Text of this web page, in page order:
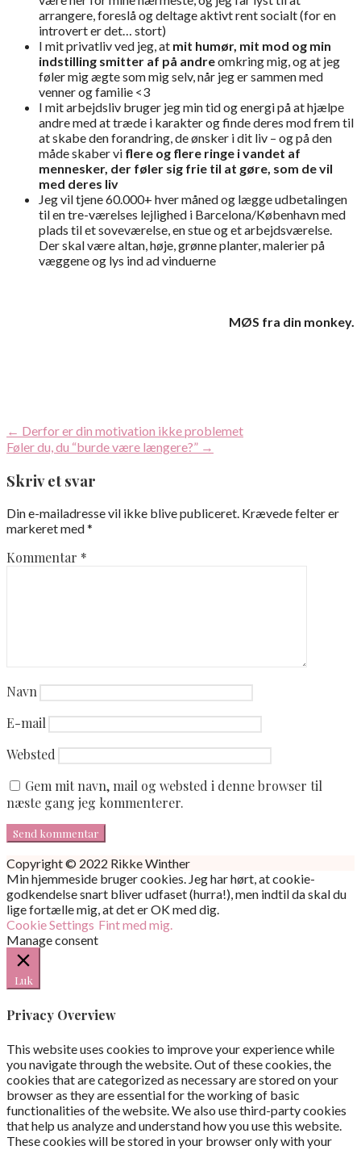
arrangere, foreslå og deltage aktivt rent socialt (for en
introvert er det… stort)
I mit privatliv ved jeg, at mit humør, mit mod og min
indstilling smitter af på andreomkring mig, og at jeg
føler mig ægte som mig selv, når jeg er sammen med
venner og familie <3
I mit arbejdsliv bruger jeg min tid og energi på at hjælpe
andre med at træde i karakter og finde deres mod frem til
at skabe den forandring, de ønsker i dit liv – og på den
måde skaber vi flere og flere ringe i vandet af
mennesker, der føler sig frie til at gøre, som de vil
med deres liv
Jeg vil tjene 60.000+ hver måned og lægge udbetalingen
til en tre-værelses lejlighed i Barcelona/København med
plads til et soveværelse, en stue og et arbejdsværelse.
Der skal være altan, høje, grønne planter, malerier på
væggene og lys ind ad vinduerne
MØS fra din monkey.
Indlægsnavigation
← Derfor er din motivation ikke problemet
Føler du, du “burde være længere?” →
Skriv et svar
Din e-mailadresse vil ikke blive publiceret. Krævede felter er
markeret med*
Kommentar *
Navn
E-mail
Websted
Gem mit navn, mail og websted i denne browser til
næste gang jeg kommenterer.
Copyright © 2022 Rikke Winther
Min hjemmeside bruger cookies. Jeg har hørt, at cookie-
godkendelse snart bliver udfaset (hurra!), men indtil da skal du
lige fortælle mig, at det er OK med dig.
Cookie Settings Fint med mig.
Manage consent
Luk
Privacy Overview
This website uses cookies to improve your experience while
you navigate through the website. Out of these cookies, the
cookies that are categorized as necessary are stored on your
browser as they are essential for the working of basic
functionalities of the website. We also use third-party cookies
that help us analyze and understand how you use this website.
These cookies will be stored in your browser only with your